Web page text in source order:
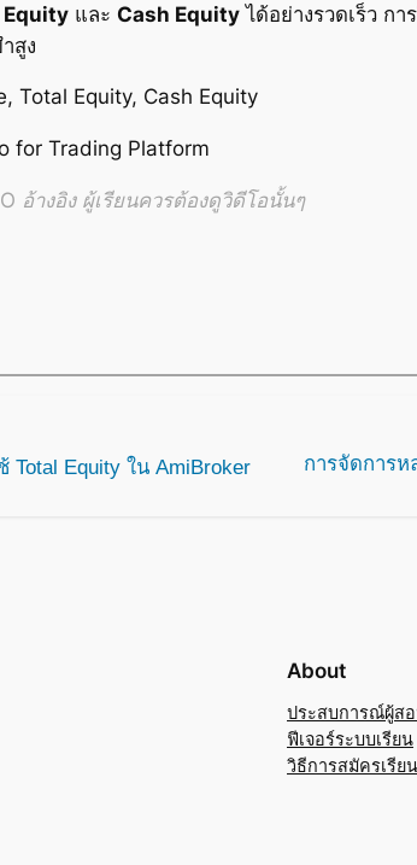
Equity และ Cash Equity ได้อย่างรวดเร็ว ก
สูง
Total Equity, Cash Equity
for Trading Platform
อ้างอิง ผู้เรียนควรต้องดูวิดีโอนั้นๆ
Equity ใน AmiBroker
การจัดการห
About
ประสบการณ์ผู้ส
ฟีเจอร์ระบบเรียน
วิธีการสมัครเรียน